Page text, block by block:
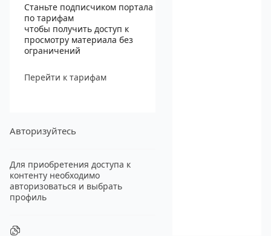
Станьте подписчиком портала
по тарифам
чтобы получить доступ к
просмотру материала без
ограничений
Перейти к тарифам
Авторизуйтесь
Для приобретения доступа к
контенту необходимо
авторизоваться и выбрать
профиль